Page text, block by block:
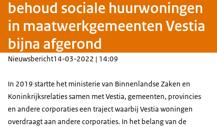
behoud sociale huurwoningen
in maatwerkgemeenten Vestia
bijna afgerond
Nieuwsbericht14-03-2022 | 14:09
In 2019 startte het ministerie van Binnenlandse Zaken en
Koninkrijksrelaties samen met Vestia, gemeenten, provincies
en andere corporaties een traject waarbij Vestia woningen
overdraagt aan andere corporaties. In het belang van de